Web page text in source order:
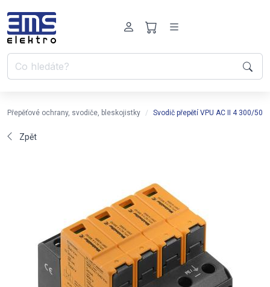
Přepěťové ochrany, svodiče, bleskojistky Svodič přepětí VPU AC II 4 300/50
Zpět